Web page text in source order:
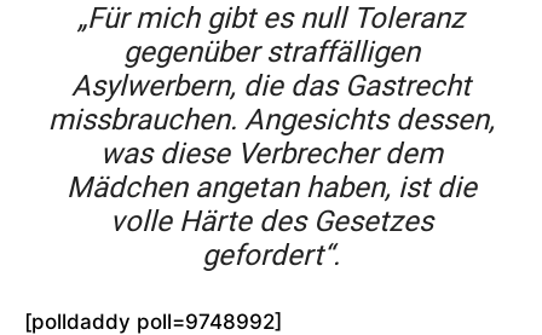
„Für mich gibt es null Toleranz
gegenüber straffälligen
Asylwerbern, die das Gastrecht
missbrauchen. Angesichts dessen,
was diese Verbrecher dem
Mädchen angetan haben, ist die
volle Härte des Gesetzes
gefordert“.
[polldaddy poll=9748992]